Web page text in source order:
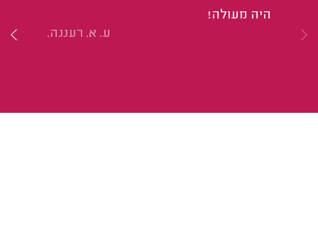
היה מעולה!
ע. א. רעננה.